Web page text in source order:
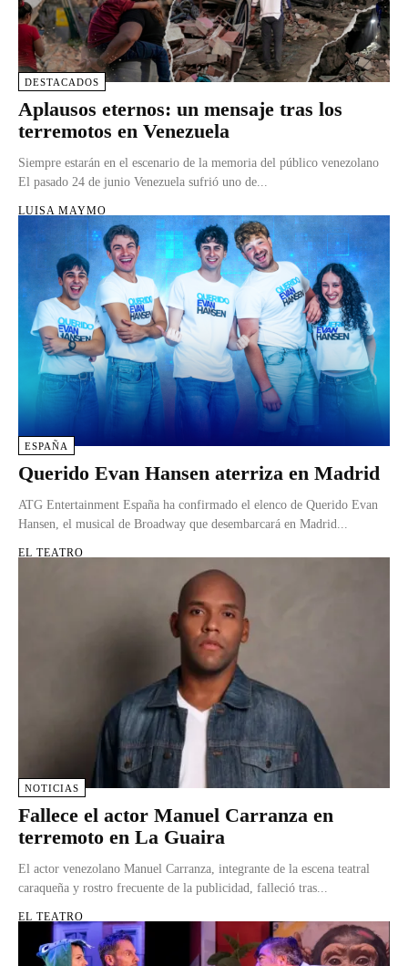
DESTACADOS
Aplausos eternos: un mensaje tras los
terremotos en Venezuela
Siempre estarán en el escenario de la memoria del público venezolano
El pasado 24 de junio Venezuela sufrió uno de...
LUISA MAYMO
ESPAÑA
Querido Evan Hansen aterriza en Madrid
ATG Entertainment España ha confirmado el elenco de Querido Evan
Hansen, el musical de Broadway que desembarcará en Madrid...
EL TEATRO
NOTICIAS
Fallece el actor Manuel Carranza en
terremoto en La Guaira
El actor venezolano Manuel Carranza, integrante de la escena teatral
caraqueña y rostro frecuente de la publicidad, falleció tras...
EL TEATRO